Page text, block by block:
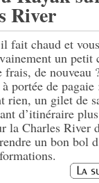
River
il fait chaud et vous
vainement un petit
frais, de nouveau
à portée de
rien, un gilet de
d’itinéraire
la Charles River
un bon bol